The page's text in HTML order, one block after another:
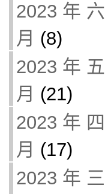
2023 年 六
月 (8)
2023 年 五
月 (21)
2023 年 四
月 (17)
2023 年 三